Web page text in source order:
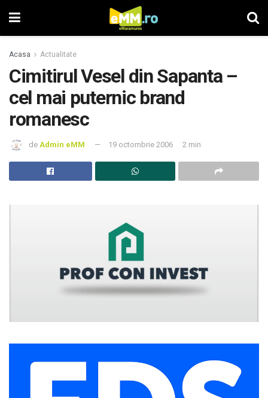
Acasa Actualitate
Cimitirul Vesel din Sapanta –
cel mai puternic brand
romanesc
de Admin eMM 19 octombrie 2006 2 min